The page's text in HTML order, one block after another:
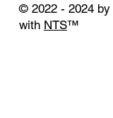
© 2022 - 2024 by
with NTS™